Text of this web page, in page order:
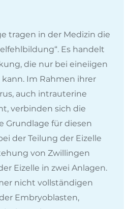
tragen in der Medizin die
Es handelt
die nur bei eineiigen
Im Rahmen ihrer
auch intrauterine
verbinden sich die
Grundlage für diesen
der Teilung der Eizelle
von Zwillingen
Eizelle in zwei Anlagen.
nicht vollständigen
Embryoblasten,